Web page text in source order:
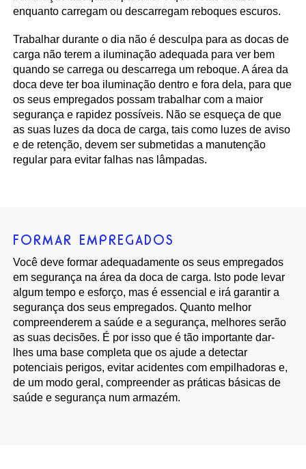
enquanto carregam ou descarregam reboques escuros.
Trabalhar durante o dia não é desculpa para as docas de
carga não terem a iluminação adequada para ver bem
quando se carrega ou descarrega um reboque. A área da
doca deve ter boa iluminação dentro e fora dela, para que
os seus empregados possam trabalhar com a maior
segurança e rapidez possíveis. Não se esqueça de que
as suas luzes da doca de carga, tais como luzes de aviso
e de retenção, devem ser submetidas a manutenção
regular para evitar falhas nas lâmpadas.
FORMAR EMPREGADOS
Você deve formar adequadamente os seus empregados
em segurança na área da doca de carga. Isto pode levar
algum tempo e esforço, mas é essencial e irá garantir a
segurança dos seus empregados. Quanto melhor
compreenderem a saúde e a segurança, melhores serão
as suas decisões. É por isso que é tão importante dar-
lhes uma base completa que os ajude a detectar
potenciais perigos, evitar acidentes com empilhadoras e,
de um modo geral, compreender as práticas básicas de
saúde e segurança num armazém.